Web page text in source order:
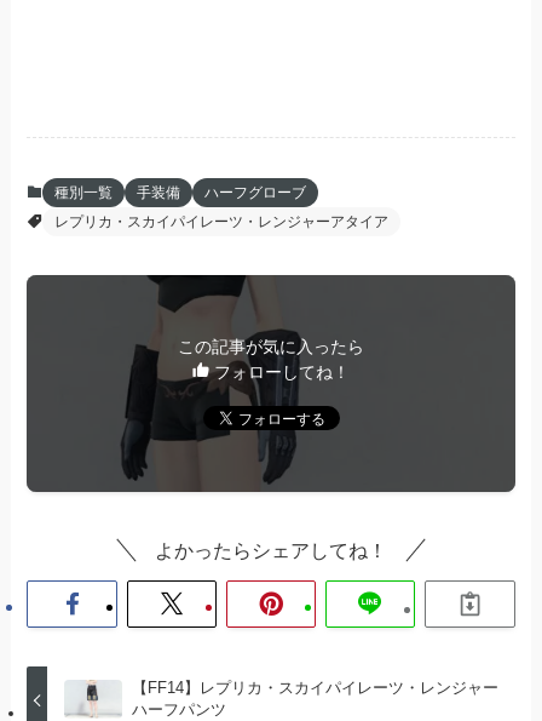
種別一覧 手装備
ハーフグローブ
レプリカ・スカイパイレーツ・レンジャーアタイア
この記事が気に入ったら
フォローしてね！
よかったらシェアしてね！
【FF14】レプリカ・スカイパイレーツ・レンジャー
ハーフパンツ